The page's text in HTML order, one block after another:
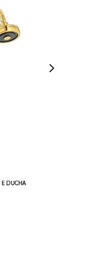
E DUCHA